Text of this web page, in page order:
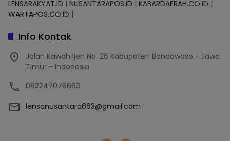
LENSARAKYAT.ID | NUSANTARAPOS.ID | KABARDAERAH.CO.ID |
WARTAPOS.CO.ID |
Info Kontak
Jalan Kawah Ijen No. 26 Kabupaten Bondowoso - Jawa
Timur - Indonesia
082247076663
lensanusantara663@gmail.com